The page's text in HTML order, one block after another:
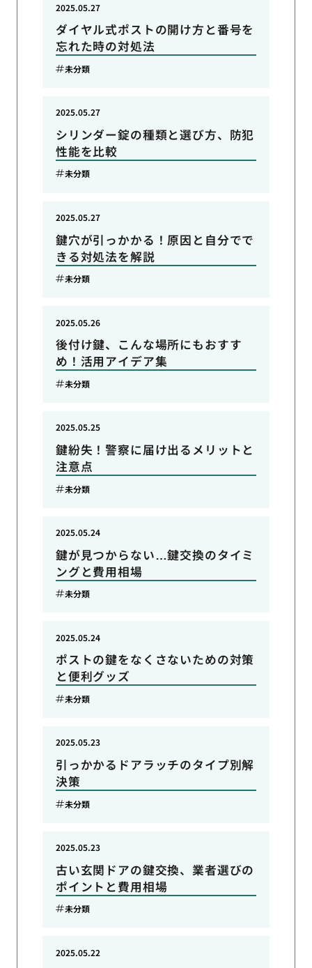
ダイヤル式ポストの開け方と番号を
忘れた時の対処法
2025.05.27
未分類
シリンダー錠の種類と選び方、防犯
性能を比較
2025.05.27
未分類
鍵穴が引っかかる！原因と自分でで
きる対処法を解説
2025.05.27
未分類
後付け鍵、こんな場所にもおすす
め！活用アイデア集
2025.05.26
未分類
鍵紛失！警察に届け出るメリットと
注意点
2025.05.25
未分類
鍵が見つからない…鍵交換のタイミ
ングと費用相場
2025.05.24
未分類
ポストの鍵をなくさないための対策
と便利グッズ
2025.05.24
未分類
引っかかるドアラッチのタイプ別解
決策
2025.05.23
未分類
古い玄関ドアの鍵交換、業者選びの
ポイントと費用相場
2025.05.23
未分類
2025.05.22